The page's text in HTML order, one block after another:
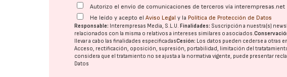
Autorizo el envío de comunicaciones de terceros vía interempresas.net
He leído y acepto elAviso Legal y la Política de Protección de Datos
Responsable: Interempresas Media, S.L.U.Finalidades: Suscripción a nuestra(s)
relacionados con la misma o relativos a intereses similares o asociados.
llevar a cabo las finalidades especificadasCesión: Los datos pueden cederse a otras
Acceso, rectificación, oposición, supresión, portabilidad, limitación del
considera que el tratamiento no se ajusta a la normativa vigente, puede presentar
Datos